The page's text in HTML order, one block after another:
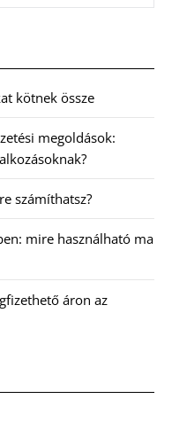
kötnek össze
megoldások:
számíthatsz?
mire használható ma
áron az